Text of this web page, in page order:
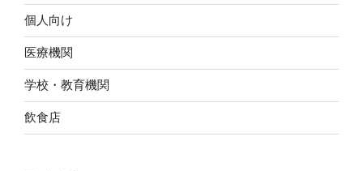
個人向け
医療機関
学校・教育機関
飲食店